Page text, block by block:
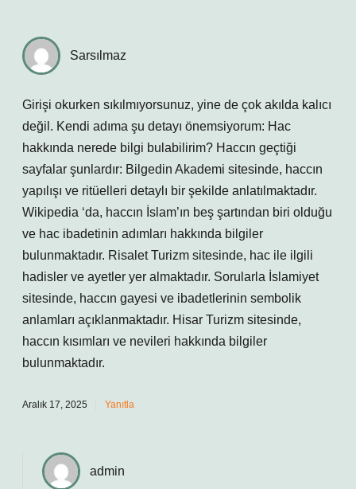
Sarsılmaz
Girişi okurken sıkılmıyorsunuz, yine de çok akılda kalıcı
değil. Kendi adıma şu detayı önemsiyorum: Hac
hakkında nerede bilgi bulabilirim? Haccın geçtiği
sayfalar şunlardır: Bilgedin Akademi sitesinde, haccın
yapılışı ve ritüelleri detaylı bir şekilde anlatılmaktadır.
Wikipedia ‘da, haccın İslam’ın beş şartından biri olduğu
ve hac ibadetinin adımları hakkında bilgiler
bulunmaktadır. Risalet Turizm sitesinde, hac ile ilgili
hadisler ve ayetler yer almaktadır. Sorularla İslamiyet
sitesinde, haccın gayesi ve ibadetlerinin sembolik
anlamları açıklanmaktadır. Hisar Turizm sitesinde,
haccın kısımları ve nevileri hakkında bilgiler
bulunmaktadır.
Aralık 17, 2025 Yanıtla
admin